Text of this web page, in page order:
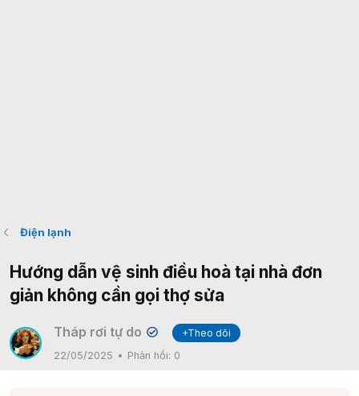
Điện lạnh
Hướng dẫn vệ sinh điều hoà tại nhà đơn
giản không cần gọi thợ sửa
Tháp rơi tự do ✔
+Theo dõi
22/05/2025
Phản hồi: 0